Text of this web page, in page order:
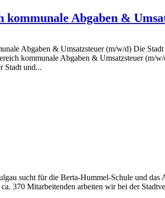
kommunale Abgaben &
Abgaben & Umsatzsteuer (m/w/d) Die
kommunale Abgaben & Umsatzsteuer
Stadt und...
sucht für die Berta-Hummel-Schule und
370 Mitarbeitenden arbeiten wir bei der